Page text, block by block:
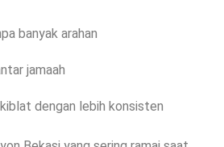
banyak arahan
jamaah
dengan lebih konsisten